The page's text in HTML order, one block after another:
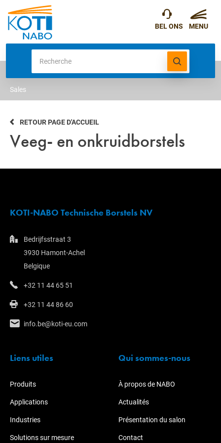
Sales
RETOUR PAGE D'ACCUEIL
Veeg- en onkruidborstels
KOTI-NABO Technische Borstels NV
Bedrijfsstraat 3
3930 Hamont-Achel
Belgique
+32 11 44 65 51
+32 11 44 86 60
info.be@koti-eu.com
Liens utiles
Produits
Applications
Industries
Solutions sur mesure
Qui sommes-nous
À propos de NABO
Actualités
Présentation du salon
Contact